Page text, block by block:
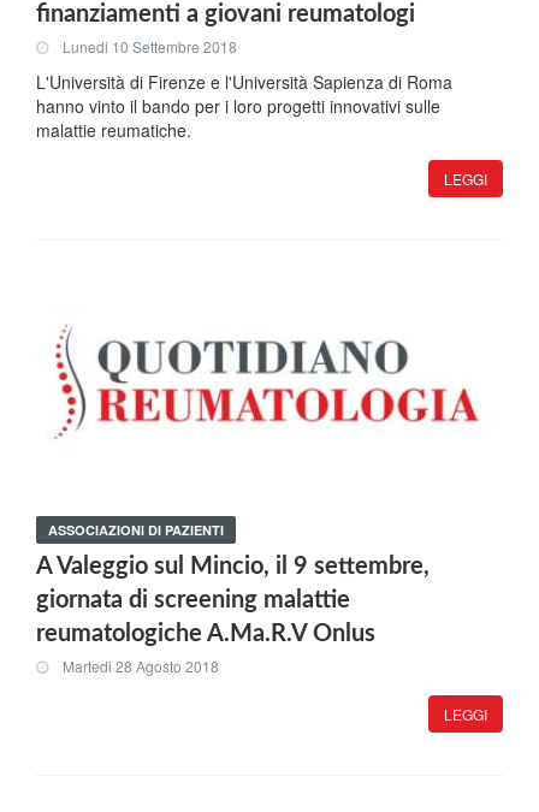
finanziamenti a giovani reumatologi
Lunedi 10 Settembre 2018
L'Università di Firenze e l'Università Sapienza di Roma
hanno vinto il bando per i loro progetti innovativi sulle
malattie reumatiche.
LEGGI
ASSOCIAZIONI DI PAZIENTI
A Valeggio sul Mincio, il 9 settembre,
giornata di screening malattie
reumatologiche A.Ma.R.V Onlus
Martedi 28 Agosto 2018
LEGGI